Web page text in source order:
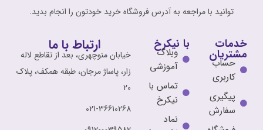
توانید با مراجعه به آدرس فروشگاه خرید خودتون را انجام بدید.
خدمات
مشتریان
حساب
کاربری
پیگیری
سفارش
با نیکرخ
وبلاگ
آموزشی
تماس با
نیکرخ
نماد
ارتباط با ما
خیابان منوچهری، بعد از تقاطع لاله
زار، پاساژ مرجان، طبقه همکف، پلاک
20
021-36610268